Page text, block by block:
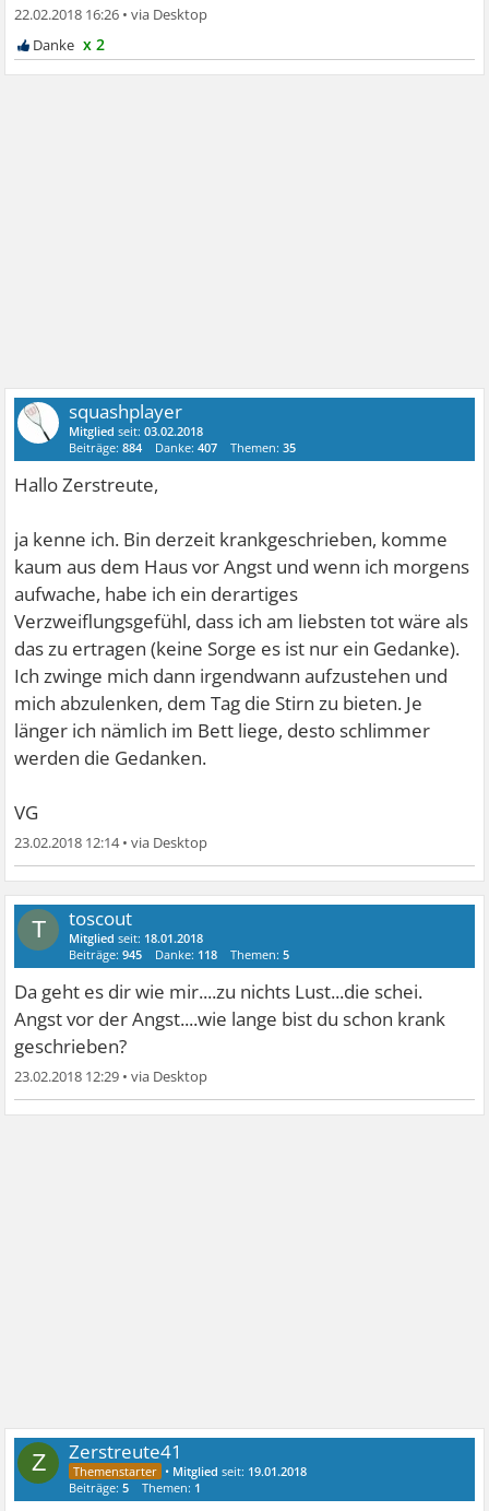
22.02.2018 16:26 •
x 2
squashplayer
Mitglied seit:03.02.2018
Beiträge:884 Danke:407 Themen:35
Hallo Zerstreute,
ja kenne ich. Bin derzeit krankgeschrieben, komme
kaum aus dem Haus vor Angst und wenn ich morgens
aufwache, habe ich ein derartiges
Verzweiflungsgefühl, dass ich am liebsten tot wäre als
das zu ertragen (keine Sorge es ist nur ein Gedanke).
Ich zwinge mich dann irgendwann aufzustehen und
mich abzulenken, dem Tag die Stirn zu bieten. Je
länger ich nämlich im Bett liege, desto schlimmer
werden die Gedanken.
VG
23.02.2018 12:14•
T toscout
Mitglied seit: 18.01.2018
Beiträge:945 Danke: 118 Themen:5
Da geht es dir wie mir....zu nichts Lust...die schei.
Angst vor der Angst....wie lange bist du schon krank
geschrieben?
23.02.2018 12:29 •
Z Zerstreute41
• Mitglied seit: 19.01.2018
Beiträge:5 Themen: 1